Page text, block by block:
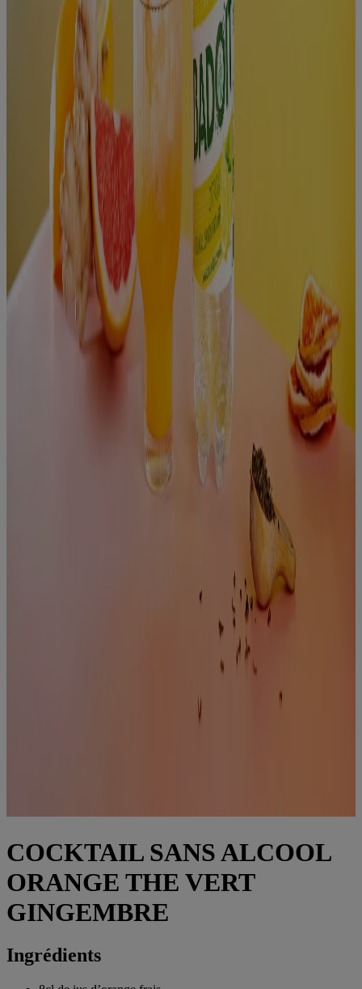
COCKTAIL SANS ALCOOL
ORANGE THE VERT
GINGEMBRE
Ingrédients